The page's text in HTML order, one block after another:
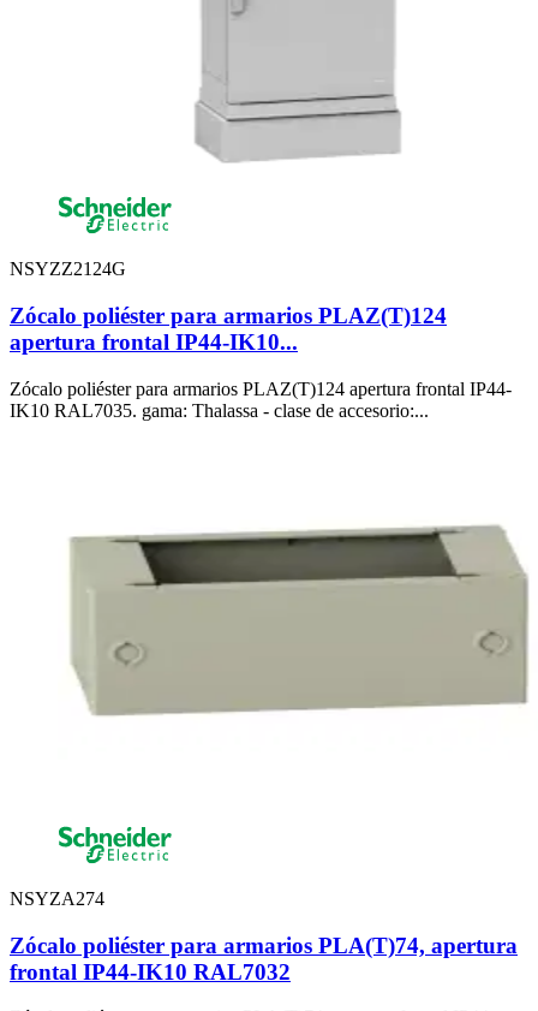
NSYZZ2124G
Zócalo poliéster para armarios PLAZ(T)124
apertura frontal IP44-IK10...
Zócalo poliéster para armarios PLAZ(T)124 apertura frontal IP44-
IK10 RAL7035. gama: Thalassa - clase de accesorio:...
NSYZA274
Zócalo poliéster para armarios PLA(T)74, apertura
frontal IP44-IK10 RAL7032